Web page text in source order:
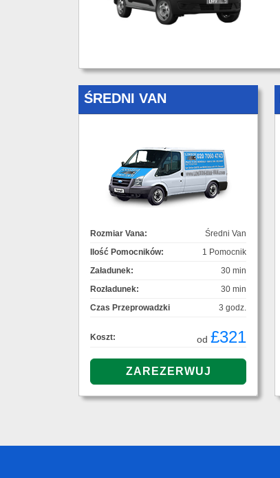
ŚREDNI VAN
Rozmiar Vana:
Średni Van
Ilość Pomocników:
1 Pomocnik
Załadunek:
30 min
Rozładunek:
30 min
Czas Przeprowadzki
3 godz.
Koszt: od £321